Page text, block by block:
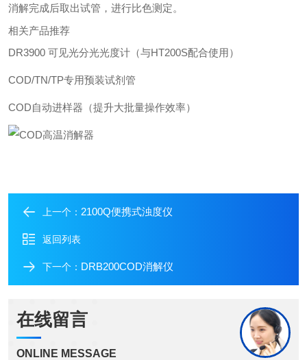
消解完成后取出试管，进行比色测定。
相关产品推荐
DR3900 可见光分光光度计（与HT200S配合使用）
COD/TN/TP专用预装试剂管
COD自动进样器（提升大批量操作效率）
上一个： 2100Q便携式浊度仪
返回列表
下一个： DRB200COD消解仪
在线留言
ONLINE MESSAGE